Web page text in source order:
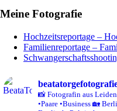
Meine Fotografie
Hochzeitsreportage –
Familienreportage –
📸 Fotografin aus
•Paare •Business 🏡